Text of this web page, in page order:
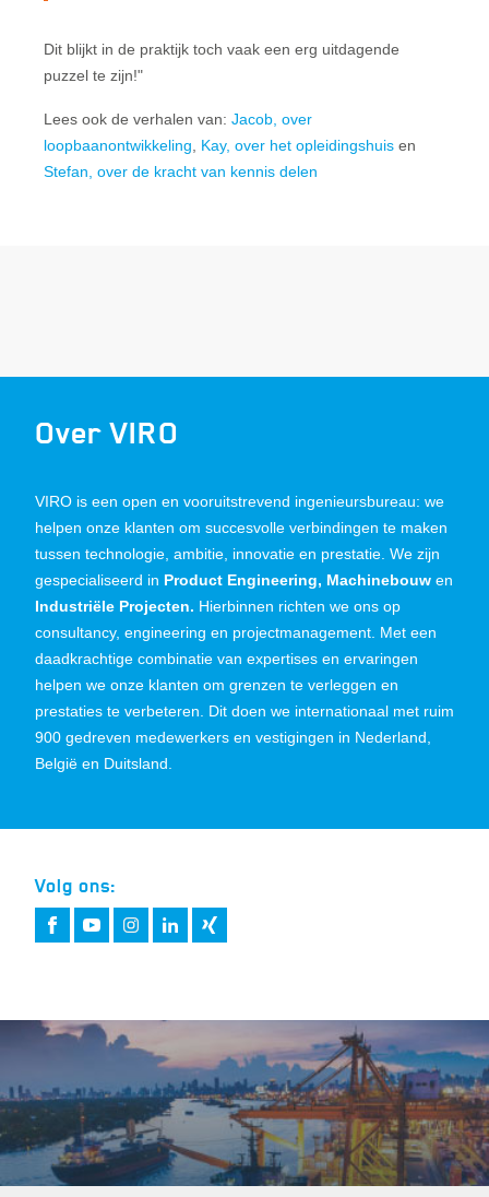
Dit blijkt in de praktijk toch vaak een erg uitdagende
puzzel te zijn!"
Lees ook de verhalen van: Jacob, over
loopbaanontwikkeling
Kay, over het opleidingshuis en
Stefan, over de kracht van kennis delen
Over VIRO
VIRO is een open en vooruitstrevend ingenieursbureau: we
helpen onze klanten om succesvolle verbindingen te maken
tussen technologie, ambitie, innovatie en prestatie. We zijn
gespecialiseerd in Product Engineering, Machinebouw en
Industriële Projecten. Hierbinnen richten we ons op
consultancy, engineering en projectmanagement. Met een
daadkrachtige combinatie van expertises en ervaringen
helpen we onze klanten om grenzen te verleggen en
prestaties te verbeteren. Dit doen we internationaal met ruim
900 gedreven medewerkers en vestigingen in Nederland,
België en Duitsland.
Volg ons: